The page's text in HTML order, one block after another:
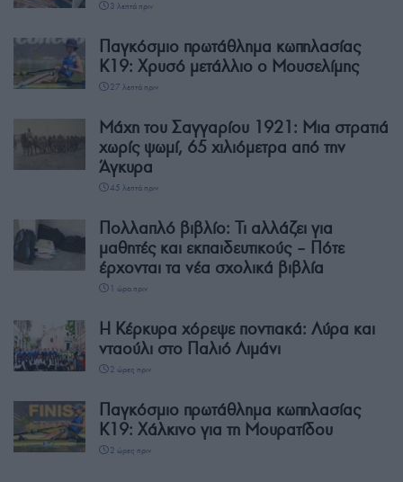
3 λεπτά πριν
Παγκόσμιο πρωτάθλημα κωπηλασίας
Κ19: Χρυσό μετάλλιο ο Μουσελίμης
27 λεπτά πριν
Μάχη του Σαγγαρίου 1921: Μια στρατιά
χωρίς ψωμί, 65 χιλιόμετρα από την
Άγκυρα
45 λεπτά πριν
Πολλαπλό βιβλίο: Τι αλλάζει για
μαθητές και εκπαιδευτικούς – Πότε
έρχονται τα νέα σχολικά βιβλία
1 ώρα πριν
Η Κέρκυρα χόρεψε ποντιακά: Λύρα και
νταούλι στο Παλιό Λιμάνι
2 ώρες πριν
Παγκόσμιο πρωτάθλημα κωπηλασίας
Κ19: Χάλκινο για τη Μουρατίδου
2 ώρες πριν